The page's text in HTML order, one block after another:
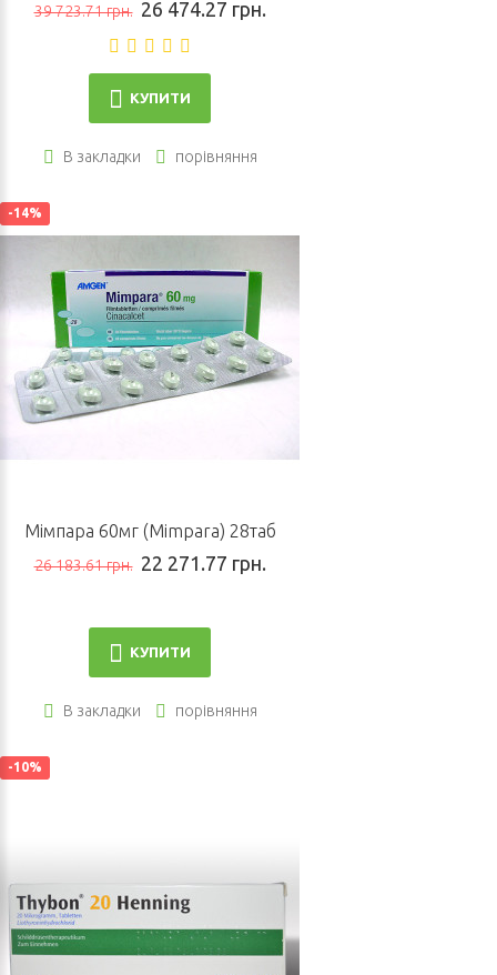
39 723.71 грн. 26 474.27 грн.
КУПИТИ
В закладки порівняння
-14%
Мімпара 60мг (Mimpara) 28таб
26 183.61 грн. 22 271.77 грн.
КУПИТИ
В закладки порівняння
-10%